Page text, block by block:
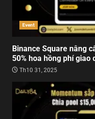
Event
Binance Square nâng
50% hoa hồng phí giao
Th10 31, 2025